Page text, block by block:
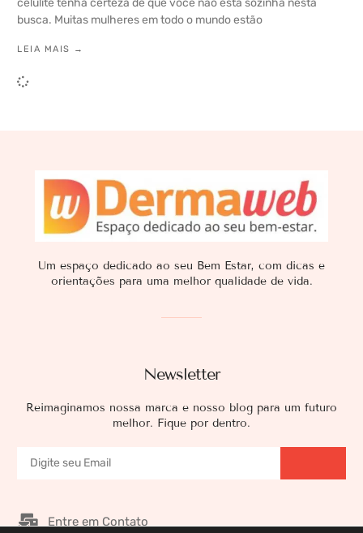
celulite tenha certeza de que você não está sozinha nesta
busca. Muitas mulheres em todo o mundo estão
LEIA MAIS →
Newsletter
Reimaginamos nossa marca e nosso blog para um futuro
melhor. Fique por dentro.
Um espaço dedicado ao seu Bem Estar, com dicas e
orientações para uma melhor qualidade de vida.
Entre em Contato